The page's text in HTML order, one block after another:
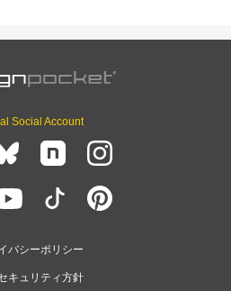
Social Account
バシーポリシー
キュリティ方針